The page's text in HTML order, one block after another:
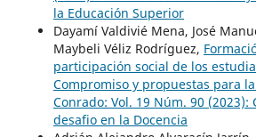
la Educación Superior
Dayamí Valdivié Mena, José
Maybeli Véliz Rodríguez,
participación social de los
Compromiso y propuestas para
Conrado: Vol. 19 Núm. 90
desafio en la Docencia